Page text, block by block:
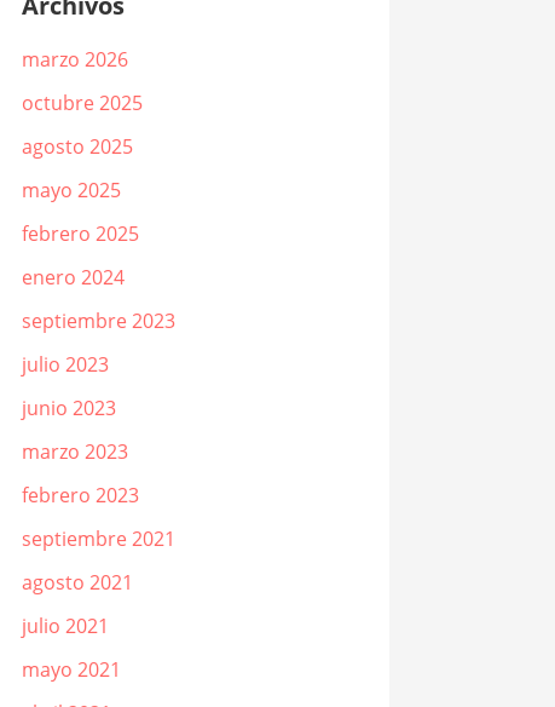
marzo 2026
octubre 2025
agosto 2025
mayo 2025
febrero 2025
enero 2024
septiembre 2023
julio 2023
junio 2023
marzo 2023
febrero 2023
septiembre 2021
agosto 2021
julio 2021
mayo 2021